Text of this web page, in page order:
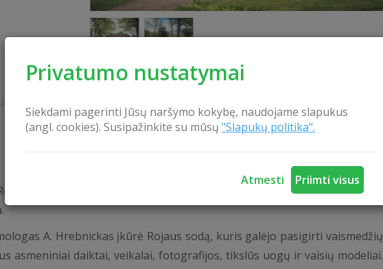
Privatumo nustatymai
Siekdami pagerinti Jūsų naršymo kokybę, naudojame slapukus
(angl. cookies). Susipažinkite su mūsų "Slapukų politika".
Atmesti Priimti visus
KONTAKTAI
kaimą. Ten esančiame memorialiniame muziejuje susipažinsite su
A. Hrebnickas įkūrė Rojaus sodą, kuris galėjo pasigirti vaismedžių
asmeniniai daiktai, veikalai, fotografijos, tikslūs uogų ir vaisių modeliai.